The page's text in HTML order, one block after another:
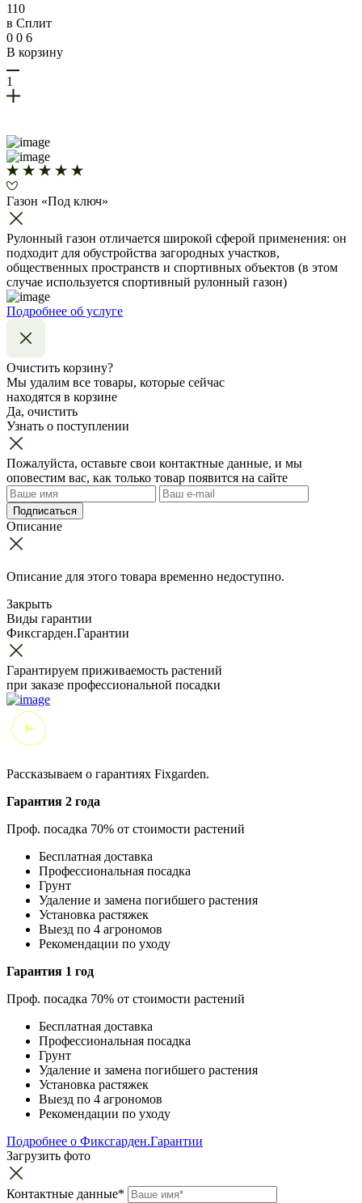
110
в Сплит
0 0 6
В корзину
1
Газон «Под ключ»
Рулонный газон отличается широкой сферой применения: он
подходит для обустройства загородных участков,
общественных пространств и спортивных объектов (в этом
случае используется спортивный рулонный газон)
Подробнее об услуге
Очистить корзину?
Мы удалим все товары, которые сейчас
находятся в корзине
Да, очистить
Узнать о поступлении
Пожалуйста, оставьте свои контактные данные, и мы
оповестим вас, как только товар появится на сайте
Подписаться
Описание
Описание для этого товара временно недоступно.
Закрыть
Виды гарантии
Фиксгарден.Гарантии
Гарантируем приживаемость растений
при заказе профессиональной посадки
Рассказываем о гарантиях Fixgarden.
Гарантия 2 года
Проф. посадка 70% от стоимости растений
Бесплатная доставка
Профессиональная посадка
Грунт
Удаление и замена погибшего растения
Установка растяжек
Выезд по 4 агрономов
Рекомендации по уходу
Гарантия 1 год
Проф. посадка 70% от стоимости растений
Бесплатная доставка
Профессиональная посадка
Грунт
Удаление и замена погибшего растения
Установка растяжек
Выезд по 4 агрономов
Рекомендации по уходу
Подробнее о Фиксгарден.Гарантии
Загрузить фото
Контактные данные*